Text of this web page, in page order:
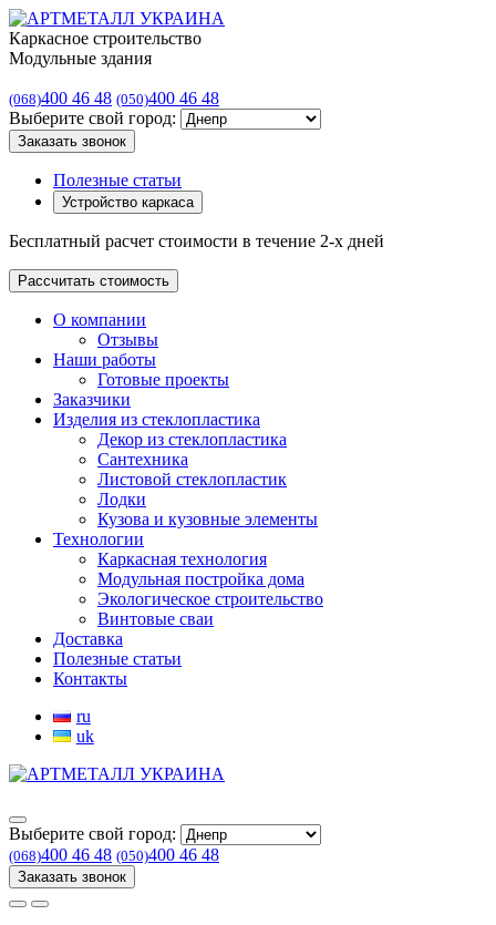
Каркасное строительство
Модульные здания
(068)400 46 48 (050)400 46 48
Выберите свой город:
Заказать звонок
Полезные статьи
Устройство каркаса
Бесплатный расчет стоимости в течение 2-х дней
Рассчитать стоимость
О компании
Отзывы
Наши работы
Готовые проекты
Заказчики
Изделия из стеклопластика
Декор из стеклопластика
Сантехника
Листовой стеклопластик
Лодки
Кузова и кузовные элементы
Технологии
Каркасная технология
Модульная постройка дома
Экологическое строительство
Винтовые сваи
Доставка
Полезные статьи
Контакты
ru
uk
Выберите свой город:
(068)400 46 48 (050)400 46 48
Заказать звонок